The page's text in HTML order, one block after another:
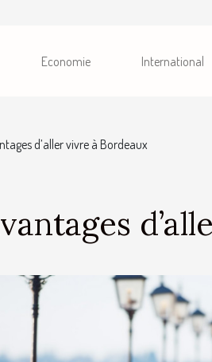
Economie International
d’aller vivre à Bordeaux